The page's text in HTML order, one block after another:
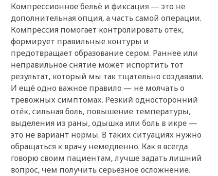
Компрессионное бельё и фиксация — это не
дополнительная опция, а часть самой операции.
Компрессия помогает контролировать отёк,
формирует правильные контуры и
предотвращает образование сером. Раннее или
неправильное снятие может испортить тот
результат, который мы так тщательно создавали.
И ещё одно важное правило — не молчать о
тревожных симптомах. Резкий односторонний
отёк, сильная боль, повышение температуры,
выделения из раны, одышка или боль в икре —
это не вариант нормы. В таких ситуациях нужно
обращаться к врачу немедленно. Как я всегда
говорю своим пациентам, лучше задать лишний
вопрос, чем получить серьёзное осложнение.